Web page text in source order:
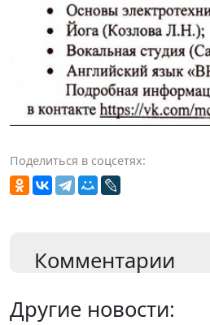
Поделиться в соцсетях:
Комментарии
Другие новости: